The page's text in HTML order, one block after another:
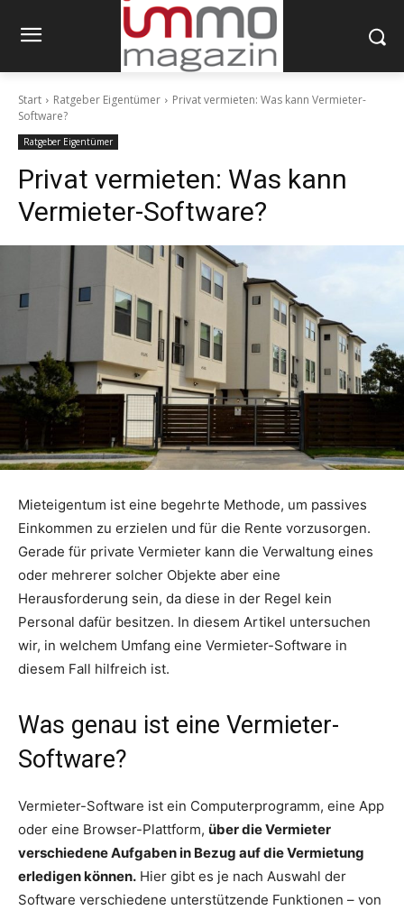
Start Ratgeber Eigentümer
Privat vermieten: Was kann Vermieter-
Software?
Ratgeber Eigentümer
Privat vermieten: Was kann
Vermieter-Software?
Mieteigentum ist eine begehrte Methode, um passives
Einkommen zu erzielen und für die Rente vorzusorgen.
Gerade für private Vermieter kann die Verwaltung eines
oder mehrerer solcher Objekte aber eine
Herausforderung sein, da diese in der Regel kein
Personal dafür besitzen. In diesem Artikel untersuchen
wir, in welchem Umfang eine Vermieter-Software in
diesem Fall hilfreich ist.
Was genau ist eine Vermieter-
Software?
Vermieter-Software ist ein Computerprogramm, eine App
oder eine Browser-Plattform, über die Vermieter
verschiedene Aufgaben in Bezug auf die Vermietung
erledigen können. Hier gibt es je nach Auswahl der
Software verschiedene unterstützende Funktionen – von